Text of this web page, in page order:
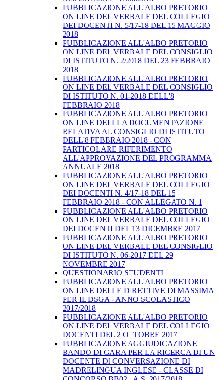
PUBBLICAZIONE ALL'ALBO PRETORIO
ON LINE DEL VERBALE DEL COLLEGIO
DEI DOCENTI N. 5/17-18 DEL 15 MAGGIO
2018
PUBBLICAZIONE ALL'ALBO PRETORIO
ON LINE DEL VERBALE DEL CONSIGLIO
DI ISTITUTO N. 2/2018 DEL 23 FEBBRAIO
2018
PUBBLICAZIONE ALL'ALBO PRETORIO
ON LINE DEL VERBALE DEL CONSIGLIO
DI ISTITUTO N. 01-2018 DELL'8
FEBBRAIO 2018
PUBBLICAZIONE ALL'ALBO PRETORIO
ON LINE DELLLA DOCUMENTAZIONE
RELATIVA AL CONSIGLIO DI ISTITUTO
DELL'8 FEBBRAIO 2018 - CON
PARTICOLARE RIFERIMENTO
ALL'APPROVAZIONE DEL PROGRAMMA
ANNUALE 2018
PUBBLICAZIONE ALL'ALBO PRETORIO
ON LINE DEL VERBALE DEL COLLEGIO
DEI DOCENTI N. 4/17-18 DEL 15
FEBBRAIO 2018 - CON ALLEGATO N. 1
PUBBLICAZIONE ALL'ALBO PRETORIO
ON LINE DEL VERBALE DEL COLLEGIO
DEI DOCENTI DEL 13 DICEMBRE 2017
PUBBLICAZIONE ALL'ALBO PRETORIO
ON LINE DEL VERBALE DEL CONSIGLIO
DI ISTITUTO N. 06-2017 DEL 29
NOVEMBRE 2017
QUESTIONARIO STUDENTI
PUBBLICAZIONE ALL'ALBO PRETORIO
ON LINE DELLE DIRETTIVE DI MASSIMA
PER IL DSGA - ANNO SCOLASTICO
2017/2018
PUBBLICAZIONE ALL'ALBO PRETORIO
ON LINE DEL VERBALE DEL COLLEGIO
DOCENTI DEL 2 OTTOBRE 2017
PUBBLICAZIONE AGGIUDICAZIONE
BANDO DI GARA PER LA RICERCA DI UN
DOCENTE DI CONVERSAZIONE DI
MADRELINGUA INGLESE - CLASSE DI